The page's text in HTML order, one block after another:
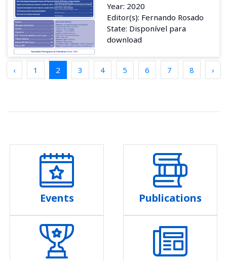
Year: 2020
Editor(s): Fernando Rosado
State: Disponível para
download
‹ 1 2 3 4 5 6 7 8 ›
Events Publications